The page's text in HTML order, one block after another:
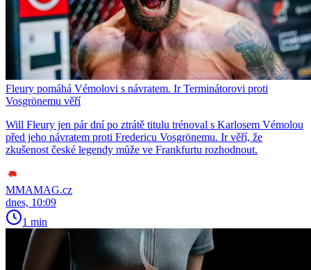
Fleury pomáhá Vémolovi s návratem. Ir Terminátorovi proti
Vosgrönemu věří
Will Fleury jen pár dní po ztrátě titulu trénoval s Karlosem Vémolou
před jeho návratem proti Fredericu Vosgrönemu. Ir věří, že
zkušenost české legendy může ve Frankfurtu rozhodnout.
MMAMAG.cz
dnes, 10:09
1 min